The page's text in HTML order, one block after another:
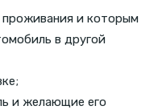
проживания и которым
в другой
и желающие его